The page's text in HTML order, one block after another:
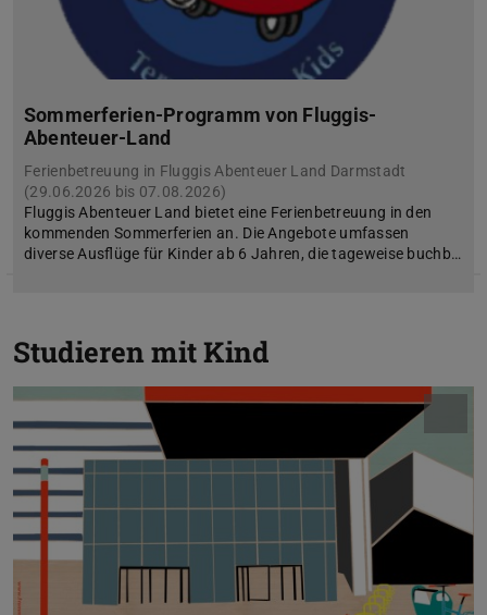
Sommerferien-Programm von Fluggis-
Abenteuer-Land
Ferienbetreuung in Fluggis Abenteuer Land Darmstadt
(29.06.2026 bis 07.08.2026)
Fluggis Abenteuer Land bietet eine Ferienbetreuung in den
kommenden Sommerferien an. Die Angebote umfassen
diverse Ausflüge für Kinder ab 6 Jahren, die tageweise buchb…
Studieren mit Kind